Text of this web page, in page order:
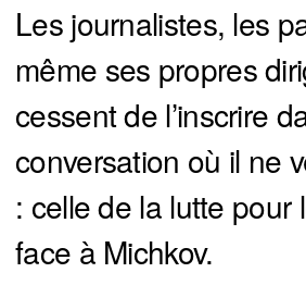
Les journalistes, les
même ses propres
cessent de l’inscrire
conversation où il ne
: celle de la lutte pour
face à Michkov.